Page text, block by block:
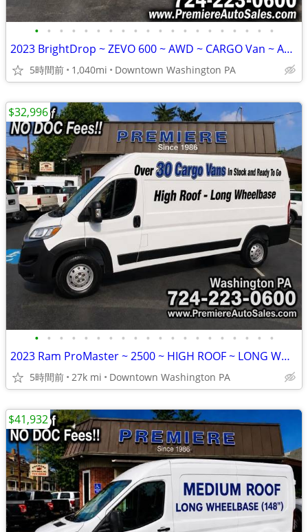
• • • • • • • • • • • • • • • • • • • •
2023 BrightDrop ~ ZEVO 600 ~ AWD ~ CARGO Van ~ As New w/ ONLY 1k MILES
5時間前 1,040mi Downtown Washington PA
• • • • • • • • • • • • • • • • • • • •
2023 Ram ProMaster ~ 2500 ~ HIGH ROOF ~ LONG WHEELBASE ~ 26k Miles
5時間前 27k mi Downtown Washington PA
$32,996
$41,932